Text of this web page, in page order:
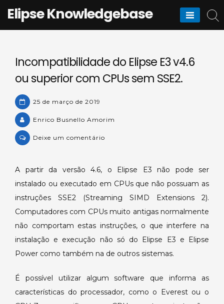
Elipse Knowledgebase
Incompatibilidade do Elipse E3 v4.6
ou superior com CPUs sem SSE2.
25 de março de 2019
Enrico Busnello Amorim
Deixe um comentário
Elipse
E3
v4.6
CPUs
sem
A partir da versão 4.6, o Elipse E3 não pode ser
instalado ou executado em CPUs que não possuam as
instruções SSE2 (Streaming SIMD Extensions 2).
Computadores com CPUs muito antigas normalmente
não comportam estas instruções, o que interfere na
instalação e execução não só do Elipse E3 e Elipse
Power como também na de outros sistemas.
É possível utilizar algum software que informa as
características do processador, como o Everest ou o